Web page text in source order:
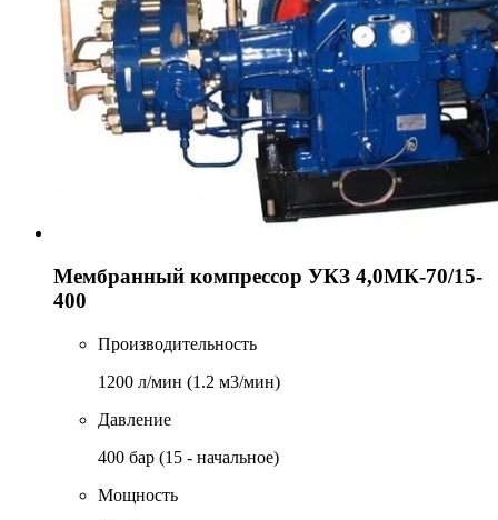
Мембранный компрессор УКЗ 4,0МК-70/15-
400
Производительность
1200 л/мин (1.2 м3/мин)
Давление
400 бар (15 - начальное)
Мощность